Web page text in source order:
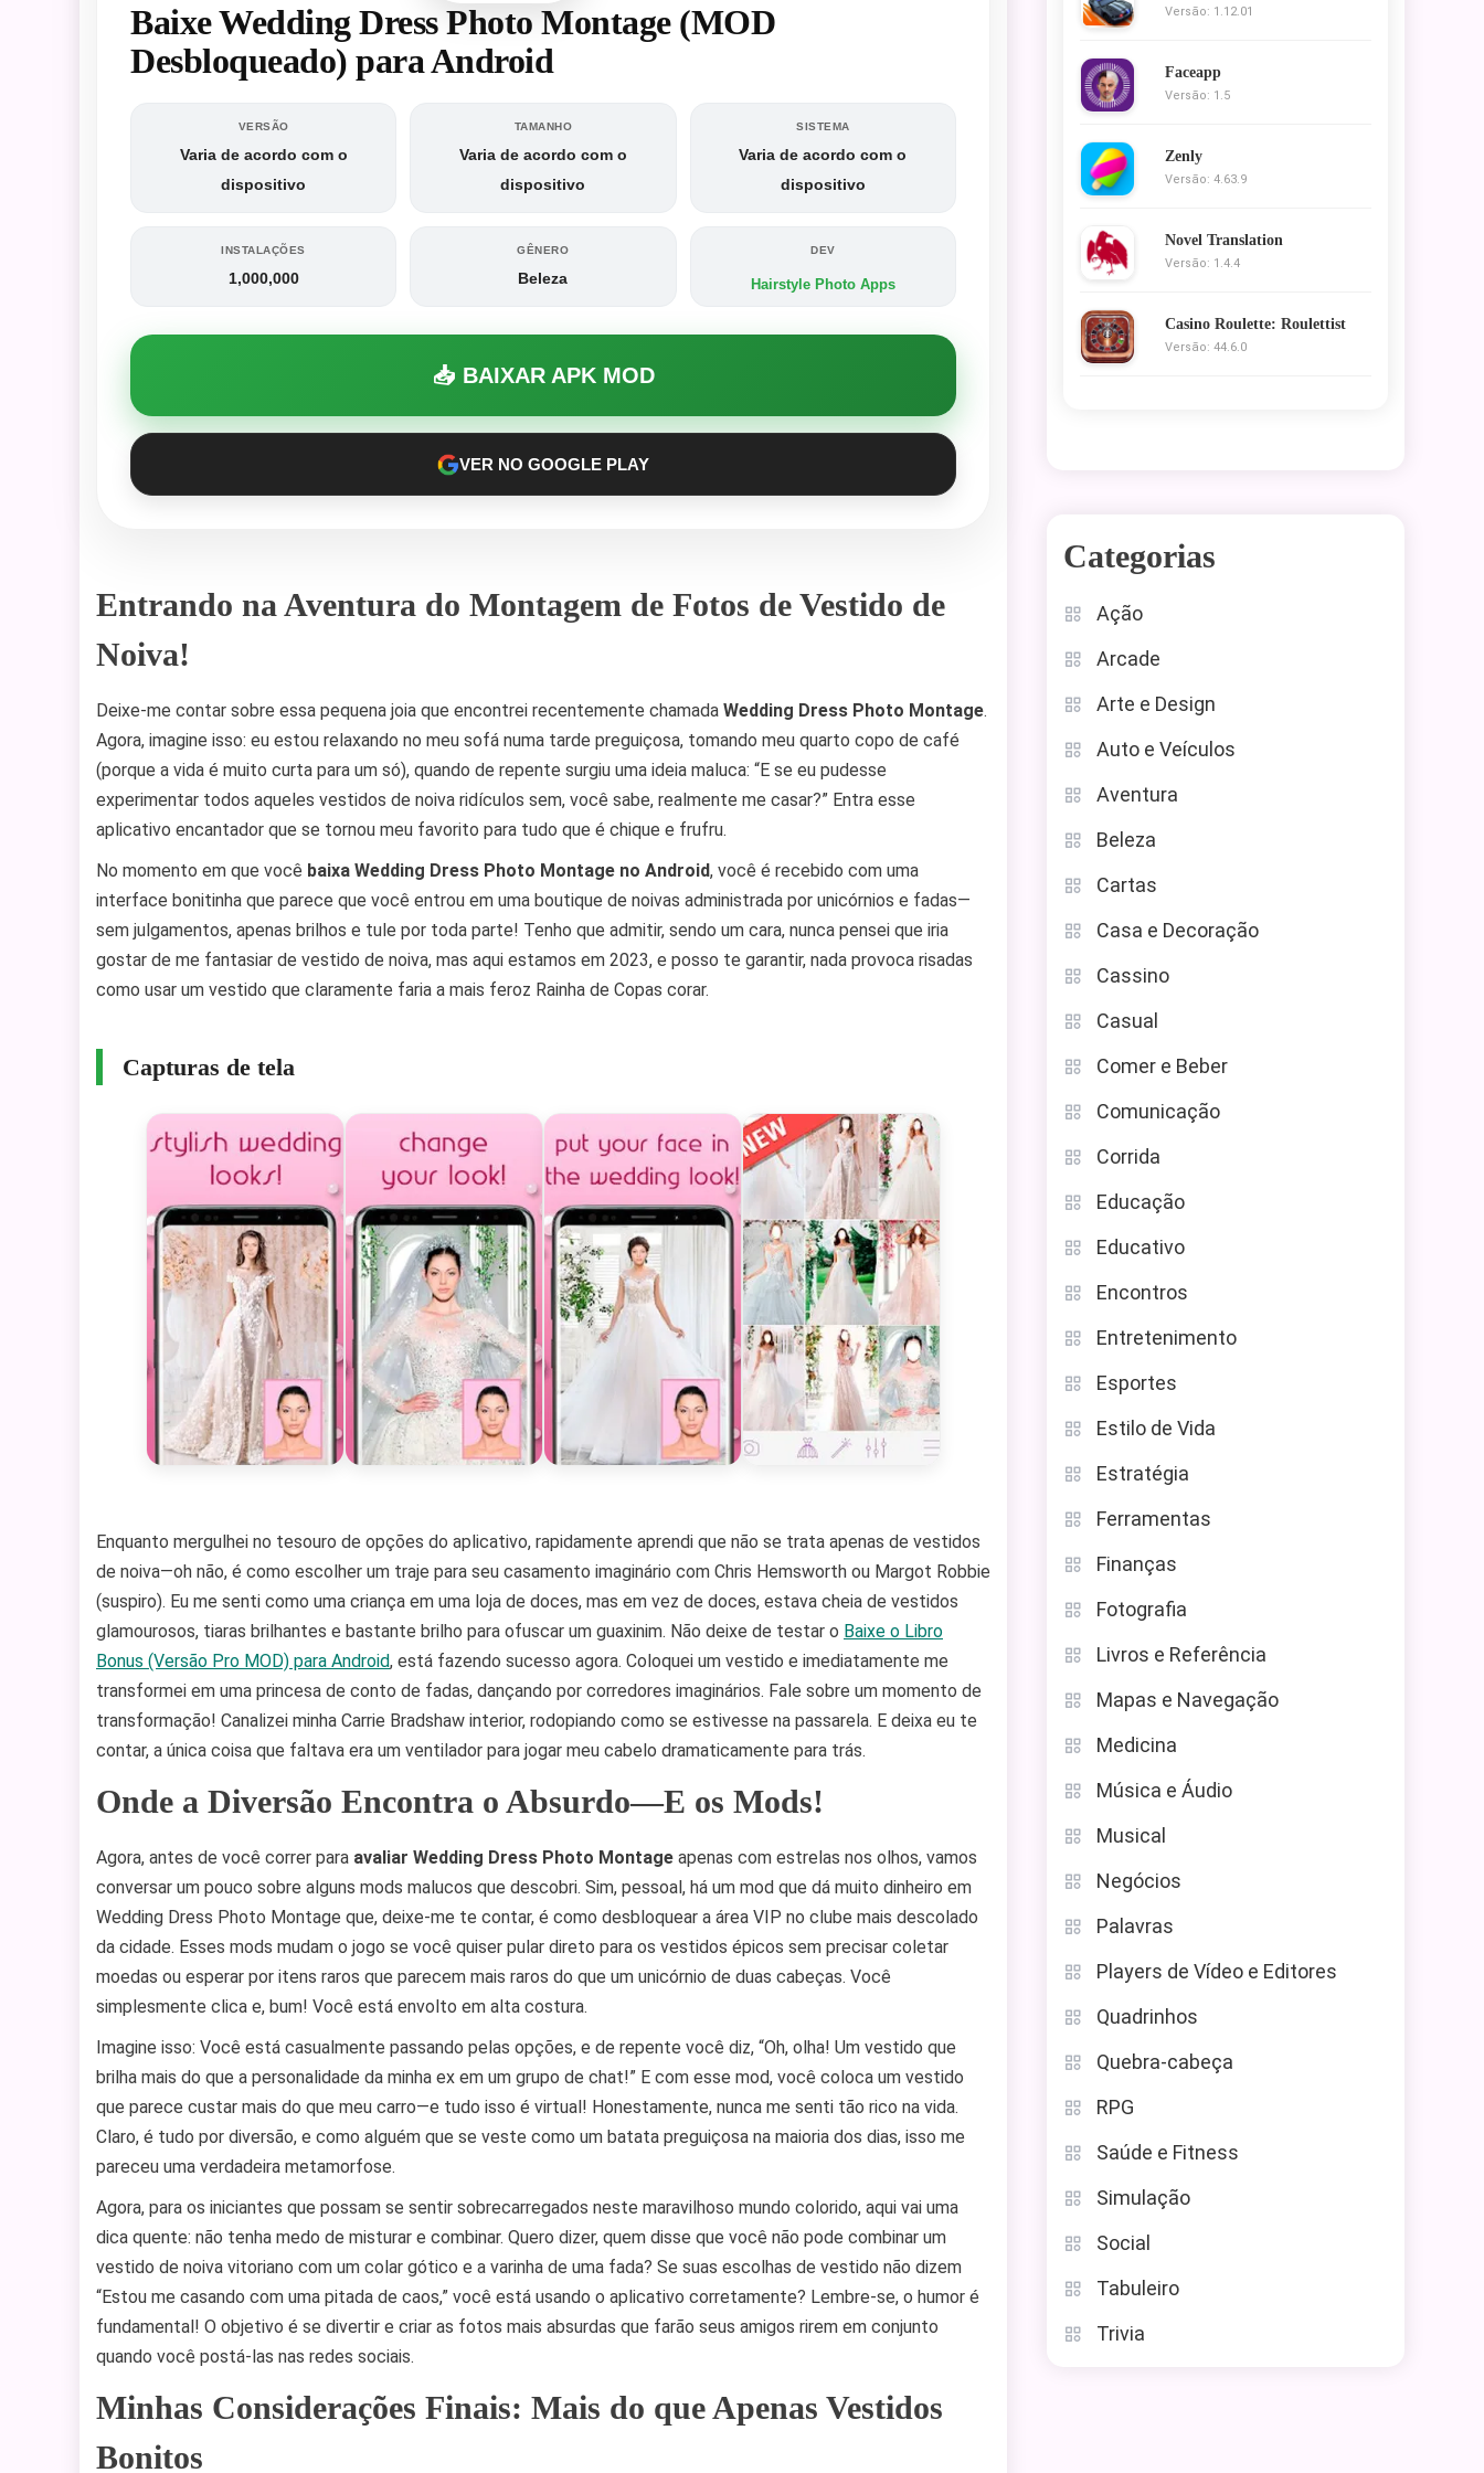
Baixe Wedding Dress Photo Montage (MOD
Desbloqueado) para Android
VERSÃO
Varia de acordo com o
dispositivo
TAMANHO
Varia de acordo com o
dispositivo
SISTEMA
Varia de acordo com o
dispositivo
INSTALAÇÕES
1,000,000
GÊNERO
Beleza
DEV
Hairstyle Photo Apps
📥 BAIXAR APK MOD
VER NO GOOGLE PLAY
Entrando na Aventura do Montagem de Fotos de Vestido de
Noiva!
Deixe-me contar sobre essa pequena joia que encontrei recentemente chamada Wedding Dress Photo Montage.
Agora, imagine isso: eu estou relaxando no meu sofá numa tarde preguiçosa, tomando meu quarto copo de café
(porque a vida é muito curta para um só), quando de repente surgiu uma ideia maluca: “E se eu pudesse
experimentar todos aqueles vestidos de noiva ridículos sem, você sabe, realmente me casar?” Entra esse
aplicativo encantador que se tornou meu favorito para tudo que é chique e frufru.
No momento em que você baixa Wedding Dress Photo Montage no Android, você é recebido com uma
interface bonitinha que parece que você entrou em uma boutique de noivas administrada por unicórnios e fadas—
sem julgamentos, apenas brilhos e tule por toda parte! Tenho que admitir, sendo um cara, nunca pensei que iria
gostar de me fantasiar de vestido de noiva, mas aqui estamos em 2023, e posso te garantir, nada provoca risadas
como usar um vestido que claramente faria a mais feroz Rainha de Copas corar.
Capturas de tela
Enquanto mergulhei no tesouro de opções do aplicativo, rapidamente aprendi que não se trata apenas de vestidos
de noiva—oh não, é como escolher um traje para seu casamento imaginário com Chris Hemsworth ou Margot Robbie
(suspiro). Eu me senti como uma criança em uma loja de doces, mas em vez de doces, estava cheia de vestidos
glamourosos, tiaras brilhantes e bastante brilho para ofuscar um guaxinim. Não deixe de testar o Baixe o Libro
Bonus (Versão Pro MOD) para Android, está fazendo sucesso agora. Coloquei um vestido e imediatamente me
transformei em uma princesa de conto de fadas, dançando por corredores imaginários. Fale sobre um momento de
transformação! Canalizei minha Carrie Bradshaw interior, rodopiando como se estivesse na passarela. E deixa eu te
contar, a única coisa que faltava era um ventilador para jogar meu cabelo dramaticamente para trás.
Onde a Diversão Encontra o Absurdo—E os Mods!
Agora, antes de você correr para avaliar Wedding Dress Photo Montage apenas com estrelas nos olhos, vamos
conversar um pouco sobre alguns mods malucos que descobri. Sim, pessoal, há um mod que dá muito dinheiro em
Wedding Dress Photo Montage que, deixe-me te contar, é como desbloquear a área VIP no clube mais descolado
da cidade. Esses mods mudam o jogo se você quiser pular direto para os vestidos épicos sem precisar coletar
moedas ou esperar por itens raros que parecem mais raros do que um unicórnio de duas cabeças. Você
simplesmente clica e, bum! Você está envolto em alta costura.
Imagine isso: Você está casualmente passando pelas opções, e de repente você diz, “Oh, olha! Um vestido que
brilha mais do que a personalidade da minha ex em um grupo de chat!” E com esse mod, você coloca um vestido
que parece custar mais do que meu carro—e tudo isso é virtual! Honestamente, nunca me senti tão rico na vida.
Claro, é tudo por diversão, e como alguém que se veste como um batata preguiçosa na maioria dos dias, isso me
pareceu uma verdadeira metamorfose.
Agora, para os iniciantes que possam se sentir sobrecarregados neste maravilhoso mundo colorido, aqui vai uma
dica quente: não tenha medo de misturar e combinar. Quero dizer, quem disse que você não pode combinar um
vestido de noiva vitoriano com um colar gótico e a varinha de uma fada? Se suas escolhas de vestido não dizem
“Estou me casando com uma pitada de caos,” você está usando o aplicativo corretamente? Lembre-se, o humor é
fundamental! O objetivo é se divertir e criar as fotos mais absurdas que farão seus amigos rirem em conjunto
quando você postá-las nas redes sociais.
Minhas Considerações Finais: Mais do que Apenas Vestidos
Bonitos
Versão: 1.12.01
Faceapp
Versão: 1.5
Zenly
Versão: 4.63.9
Novel Translation
Versão: 1.4.4
Casino Roulette: Roulettist
Versão: 44.6.0
Categorias
Ação
Arcade
Arte e Design
Auto e Veículos
Aventura
Beleza
Cartas
Casa e Decoração
Cassino
Casual
Comer e Beber
Comunicação
Corrida
Educação
Educativo
Encontros
Entretenimento
Esportes
Estilo de Vida
Estratégia
Ferramentas
Finanças
Fotografia
Livros e Referência
Mapas e Navegação
Medicina
Música e Áudio
Musical
Negócios
Palavras
Players de Vídeo e Editores
Quadrinhos
Quebra-cabeça
RPG
Saúde e Fitness
Simulação
Social
Tabuleiro
Trivia